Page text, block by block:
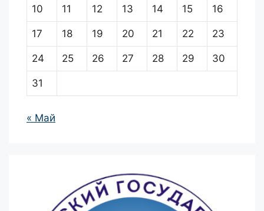
10 11 12 13 14 15 16
17 18 19 20 21 22 23
24 25 26 27 28 29 30
31
« Май